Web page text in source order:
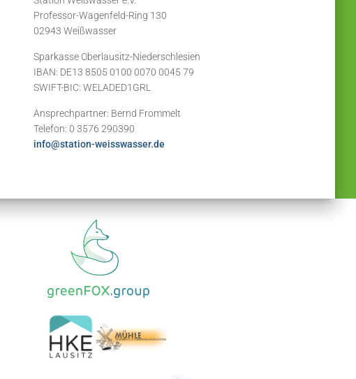
Professor-Wagenfeld-Ring 130
02943 Weißwasser
Sparkasse Oberlausitz-Niederschlesien
IBAN: DE13 8505 0100 0070 0045 79
SWIFT-BIC: WELADED1GRL
Ansprechpartner: Bernd Frommelt
Telefon: 0 3576 290390
info@station-weisswasser.de